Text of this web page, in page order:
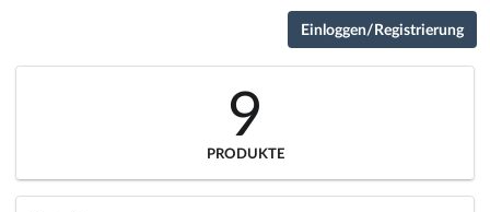
Einloggen/Registrierung
9
PRODUKTE